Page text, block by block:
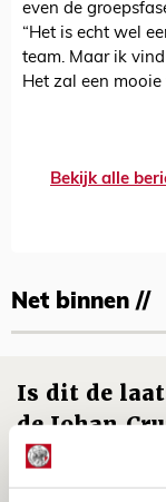
even de
“Het is echt wel
team. Maar ik
Het zal een
Bekijk alle
Net binnen //
Is dit de
de Johan
07 AUGUSTUS 2026 - 00:36
NIEUWS